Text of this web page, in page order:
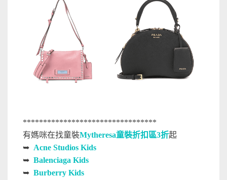
*********************************
有媽咪在找童裝Mytheresa童裝折扣區3折起
➥ Acne Studios Kids
➥ Balenciaga Kids
➥ Burberry Kids